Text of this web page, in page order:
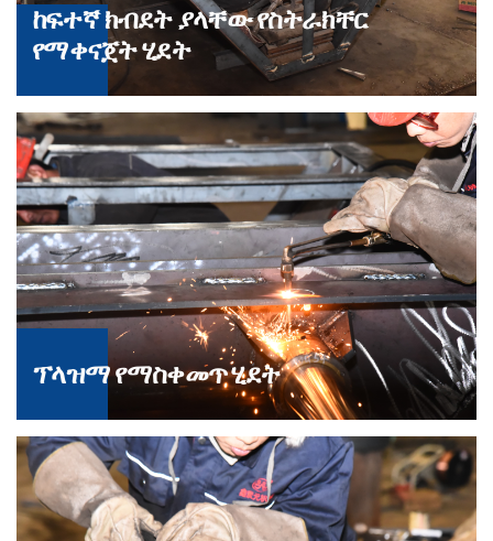
ከፍተኛ ክብደት ያላቸው የስትራክቸር
የማቀናጀት ሂደት
ፕላዝማ የማስቀመጥ ሂደት